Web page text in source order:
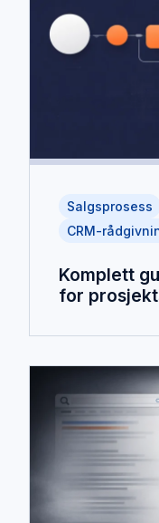
Salgsprosess
CRM-
Komplett
for